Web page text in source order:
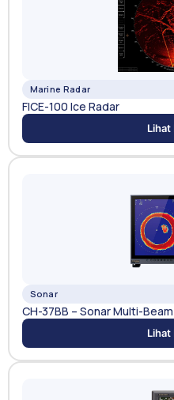
Marine Radar
FICE-100 Ice Radar
Lihat
Sonar
CH-37BB – Sonar Multi-
Lihat